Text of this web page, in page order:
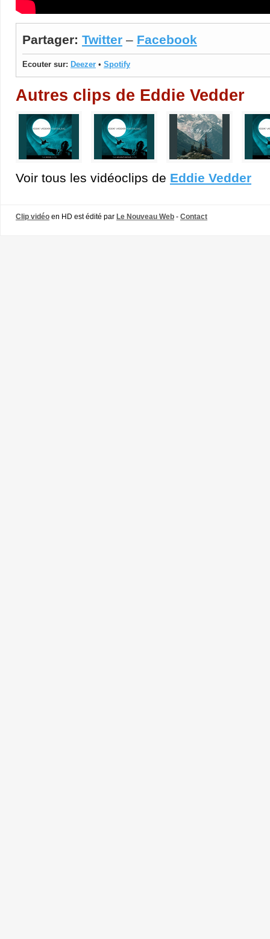
Partager: Twitter – Facebook
Ecouter sur: Deezer • Spotify
Autres clips de Eddie Vedder
Voir tous les vidéoclips de Eddie Vedder
Clip vidéo en HD est édité par Le Nouveau Web - Contact